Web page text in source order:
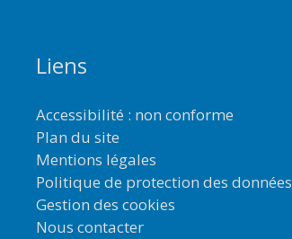
Liens
Accessibilité : non conforme
Plan du site
Mentions légales
Politique de protection des données
Gestion des cookies
Nous contacter